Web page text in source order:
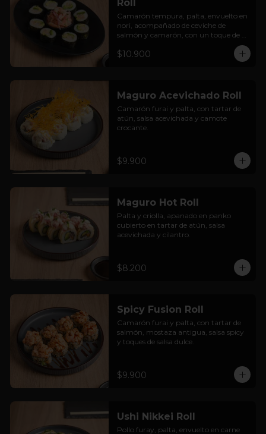
Roll
Camarón tempura, palta, envuelto en
nori, acompañado de ceviche de
salmón y camarón, con un toque de
$10.900
Maguro Acevichado Roll
Camarón furai y palta, con tartar de
atún, salsa acevichada y camote
crocante.
$9.900
Maguro Hot Roll
Palta y criolla, apanado en panko
cubierto en tartar de atún, salsa
acevichada y cilantro.
$8.200
Spicy Fusion Roll
Camarón furai y palta, con tartar de
salmón, mostaza antigua, salsa spicy
y toques de salsa dulce.
$9.900
Ushi Nikkei Roll
Pollo furay, palta, envuelto en carne